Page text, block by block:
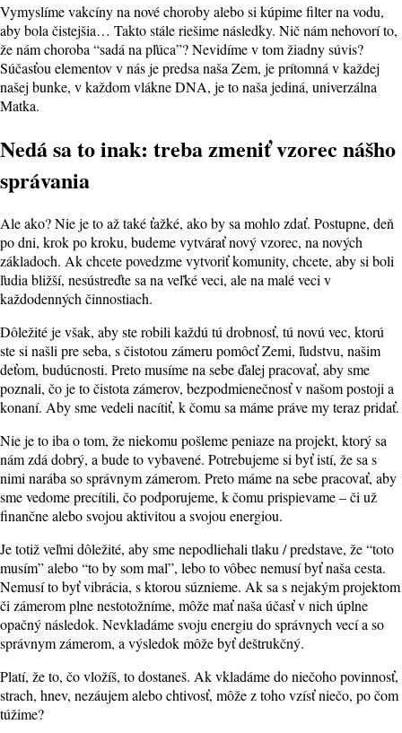
Vymyslíme vakcíny na nové choroby alebo si kúpime filter na vodu,
aby bola čistejšia… Takto stále riešime následky. Nič nám nehovorí to,
že nám choroba “sadá na pľúca”? Nevidíme v tom žiadny súvis?
Súčasťou elementov v nás je predsa naša Zem, je prítomná v každej
našej bunke, v každom vlákne DNA, je to naša jediná, univerzálna
Matka.
Nedá sa to inak: treba zmeniť vzorec nášho
správania
Ale ako? Nie je to až také ťažké, ako by sa mohlo zdať. Postupne, deň
po dni, krok po kroku, budeme vytvárať nový vzorec, na nových
základoch. Ak chcete povedzme vytvoriť komunity, chcete, aby si boli
ľudia bližší, nesústreďte sa na veľké veci, ale na malé veci v
každodenných činnostiach.
Dôležité je však, aby ste robili každú tú drobnosť, tú novú vec, ktorú
ste si našli pre seba, s čistotou zámeru pomôcť Zemi, ľudstvu, našim
deťom, budúcnosti. Preto musíme na sebe ďalej pracovať, aby sme
poznali, čo je to čistota zámerov, bezpodmienečnosť v našom postoji a
konaní. Aby sme vedeli nacítiť, k čomu sa máme práve my teraz pridať.
Nie je to iba o tom, že niekomu pošleme peniaze na projekt, ktorý sa
nám zdá dobrý, a bude to vybavené. Potrebujeme si byť istí, že sa s
nimi narába so správnym zámerom. Preto máme na sebe pracovať, aby
sme vedome precítili, čo podporujeme, k čomu prispievame – či už
finančne alebo svojou aktivitou a svojou energiou.
Je totiž veľmi dôležité, aby sme nepodliehali tlaku / predstave, že “toto
musím” alebo “to by som mal”, lebo to vôbec nemusí byť naša cesta.
Nemusí to byť vibrácia, s ktorou súznieme. Ak sa s nejakým projektom
či zámerom plne nestotožníme, môže mať naša účasť v nich úplne
opačný následok. Nevkladáme svoju energiu do správnych vecí a so
správnym zámerom, a výsledok môže byť deštrukčný.
Platí, že to, čo vložíš, to dostaneš. Ak vkladáme do niečoho povinnosť,
strach, hnev, nezáujem alebo chtivosť, môže z toho vzísť niečo, po čom
túžime?